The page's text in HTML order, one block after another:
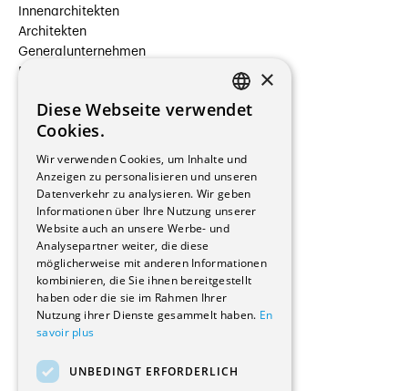
Innenarchitekten
Architekten
Generalunternehmen
Beauftragte Unternehmen
Hersteller/Lieferanten
Bauherrschaften
Immobilienverwaltungsgesellschaften
Stockwerkeigentum
Reportagen
Wohnungen
Renovierungen
Innere Umbauten
Gastgewerbe und Tourismus
Verwaltungsgebäude und Geschäfte
Schuleinrichtungen
Medizinische Einrichtungen
Kultur - Sport - Freizeit
FRENCH
×
Diese Webseite verwendet
Cookies.
Wir verwenden Cookies, um Inhalte und
Anzeigen zu personalisieren und unseren
Datenverkehr zu analysieren. Wir geben
Informationen über Ihre Nutzung unserer
Website auch an unsere Werbe- und
Analysepartner weiter, die diese
möglicherweise mit anderen Informationen
kombinieren, die Sie ihnen bereitgestellt
haben oder die sie im Rahmen Ihrer
Nutzung ihrer Dienste gesammelt haben. En
savoir plus
UNBEDINGT ERFORDERLICH